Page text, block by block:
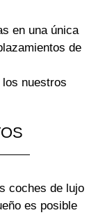
en una única
de
nuestros
coches de lujo
es posible